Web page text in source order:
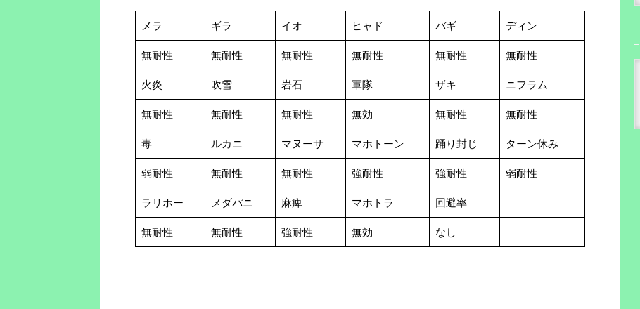
メラ ギラ イオ ヒャド バギ ディン
無耐性 無耐性 無耐性 無耐性 無耐性 無耐性
火炎 吹雪 岩石 軍隊 ザキ ニフラム
無耐性 無耐性 無耐性 無効 無耐性 無耐性
毒 ルカニ マヌーサ マホトーン 踊り封じ ターン休み
弱耐性 無耐性 無耐性 強耐性 強耐性 弱耐性
ラリホー メダパニ 麻痺 マホトラ 回避率
無耐性 無耐性 強耐性 無効 なし